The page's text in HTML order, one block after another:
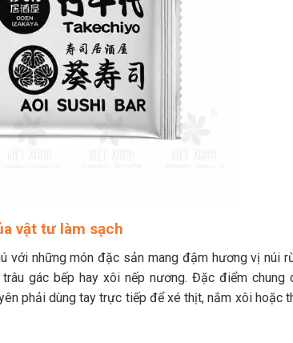
vật tư làm sạch
với những món đặc sản mang đậm hương vị núi
gác bếp hay xôi nếp nương. Đặc điểm chung
phải dùng tay trực tiếp để xé thịt, nắm xôi hoặc